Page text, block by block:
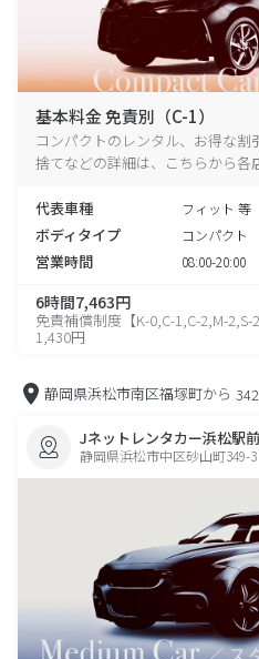
基本料金 免責別（C-1）
コンパクトのレンタル、お得な割
捨てなどの詳細は、こちらから各
代表車種 フィット 等
ボディタイプ コンパクト
営業時間 08:00-20:00
6時間7,463円
免責補償制度【K-0,C-1,C-2,M-2,S-2
1,430円
静岡県浜松市南区福塚町から
Jネットレンタカー浜松駅
静岡県浜松市中区砂山町349-3